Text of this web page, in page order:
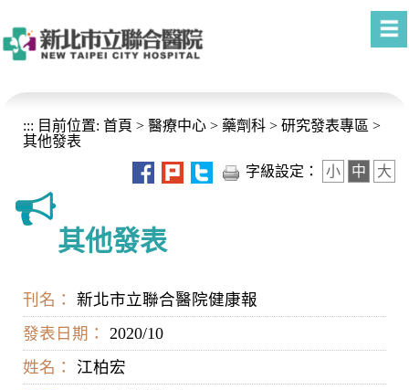
::: 目前位置: 首頁 > 醫療中心 > 藥劑科 > 研究發表專區 >
其他發表
字級設定：
小 中 大
其他發表
刊名：
新北市立聯合醫院健康報
發表日期：
2020/10
姓名：
江柏宏